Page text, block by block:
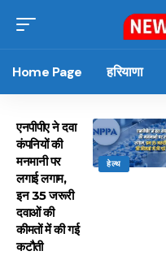
Home Page हरियाणा
हेल्थ
एनपीपीए ने दवा
कंपनियों की
मनमानी पर
लगाई लगाम,
इन 35 जरूरी
दवाओं की
कीमतों में की गई
कटौती